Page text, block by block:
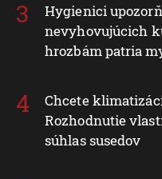
Hygienici
nevyhovujúcich
hrozbám patria
Chcete
Rozhodnutie
súhlas susedov